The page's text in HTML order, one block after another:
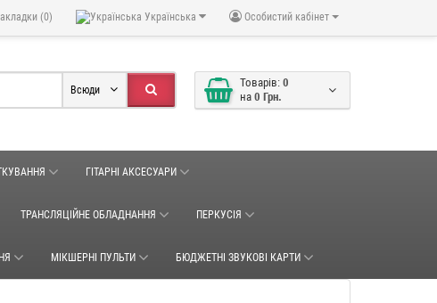
Особистий кабінет
Українська
(0)
Товарів: 0
на 0 Грн.
Всюди
ГІТАРНІ АКСЕСУАРИ
ТРАНСЛЯЦІЙНЕ ОБЛАДНАННЯ ПЕРКУСІЯ
МІКШЕРНІ ПУЛЬТИ БЮДЖЕТНІ ЗВУКОВІ КАРТИ